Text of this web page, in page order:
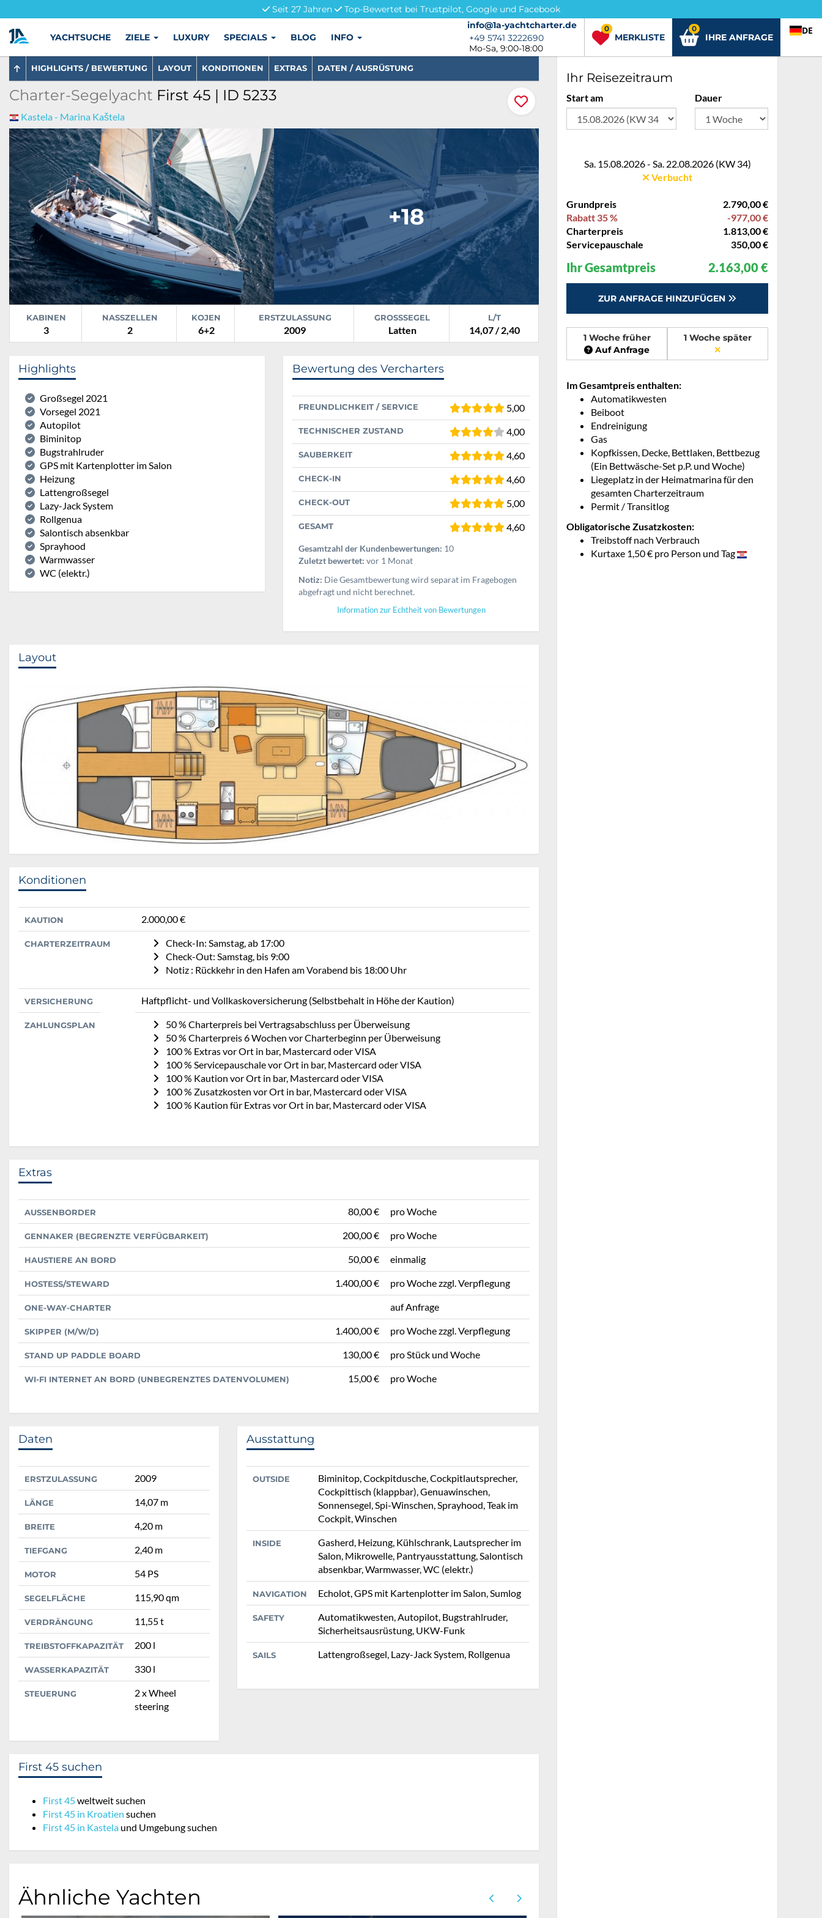
Seit 27 Jahren
Top-Bewertet bei Trustpilot, Google und Facebook
info@1a-yachtcharter.de
info@1a-yachtcharter.de
+49 5741 3222690
+49 5741 3222690
Mo-Sa, 9:00-18:00
MERKLISTE
0
IHRE ANFRAGE
0 DE
YACHTSUCHE ZIELE LUXURY SPECIALS BLOG INFO
HIGHLIGHTS / BEWERTUNG LAYOUT KONDITIONEN EXTRAS DATEN / AUSRÜSTUNG
Charter-Segelyacht First 45 | ID 5233
Kastela - Marina Kaštela
+18
KABINEN
3
NASSZELLEN
2
KOJEN
6+2
ERSTZULASSUNG
2009
GROSSSEGEL
Latten
L/T
14,07 / 2,40
Highlights
Großsegel 2021
Vorsegel 2021
Autopilot
Biminitop
Bugstrahlruder
GPS mit Kartenplotter im Salon
Heizung
Lattengroßsegel
Lazy-Jack System
Rollgenua
Salontisch absenkbar
Sprayhood
Warmwasser
WC (elektr.)
Bewertung des Vercharters
FREUNDLICHKEIT / SERVICE 5,00
TECHNISCHER ZUSTAND 4,00
SAUBERKEIT 4,60
CHECK-IN 4,60
CHECK-OUT 5,00
GESAMT 4,60
Gesamtzahl der Kundenbewertungen: 10
Zuletzt bewertet: vor 1 Monat
Notiz: Die Gesamtbewertung wird separat im Fragebogen
abgefragt und nicht berechnet.
Information zur Echtheit von Bewertungen
Layout
Konditionen
KAUTION 2.000,00 €
CHARTERZEITRAUM
Check-In: Samstag, ab 17:00
Check-Out: Samstag, bis 9:00
Notiz : Rückkehr in den Hafen am Vorabend bis 18:00 Uhr
VERSICHERUNG Haftpflicht- und Vollkaskoversicherung (Selbstbehalt in Höhe der Kaution)
ZAHLUNGSPLAN
50 % Charterpreis bei Vertragsabschluss per Überweisung
50 % Charterpreis 6 Wochen vor Charterbeginn per Überweisung
100 % Extras vor Ort in bar, Mastercard oder VISA
100 % Servicepauschale vor Ort in bar, Mastercard oder VISA
100 % Kaution vor Ort in bar, Mastercard oder VISA
100 % Zusatzkosten vor Ort in bar, Mastercard oder VISA
100 % Kaution für Extras vor Ort in bar, Mastercard oder VISA
Extras
AUSSENBORDER 80,00 € pro Woche
GENNAKER (BEGRENZTE VERFÜGBARKEIT) 200,00 € pro Woche
HAUSTIERE AN BORD 50,00 € einmalig
HOSTESS/STEWARD 1.400,00 € pro Woche zzgl. Verpflegung
ONE-WAY-CHARTER auf Anfrage
SKIPPER (M/W/D) 1.400,00 € pro Woche zzgl. Verpflegung
STAND UP PADDLE BOARD 130,00 € pro Stück und Woche
WI-FI INTERNET AN BORD (UNBEGRENZTES DATENVOLUMEN) 15,00 € pro Woche
Daten
ERSTZULASSUNG 2009
LÄNGE 14,07 m
BREITE 4,20 m
TIEFGANG 2,40 m
MOTOR 54 PS
SEGELFLÄCHE 115,90 qm
VERDRÄNGUNG 11,55 t
TREIBSTOFFKAPAZITÄT 200 l
WASSERKAPAZITÄT 330 l
STEUERUNG
2 x Wheel
steering
Ausstattung
OUTSIDE
Biminitop, Cockpitdusche, Cockpitlautsprecher,
Cockpittisch (klappbar), Genuawinschen,
Sonnensegel, Spi-Winschen, Sprayhood, Teak im
Cockpit, Winschen
INSIDE
Gasherd, Heizung, Kühlschrank, Lautsprecher im
Salon, Mikrowelle, Pantryausstattung, Salontisch
absenkbar, Warmwasser, WC (elektr.)
NAVIGATION Echolot, GPS mit Kartenplotter im Salon, Sumlog
SAFETY
Automatikwesten, Autopilot, Bugstrahlruder,
Sicherheitsausrüstung, UKW-Funk
SAILS Lattengroßsegel, Lazy-Jack System, Rollgenua
First 45 suchen
First 45weltweit suchen
First 45 in Kroatien suchen
First 45 in Kastela und Umgebung suchen
Ähnliche Yachten
Ihr Reisezeitraum
Start am Dauer
Sa. 15.08.2026 - Sa. 22.08.2026 (KW 34)
Verbucht
Grundpreis
2.790,00 €
Rabatt 35 %
-977,00 €
Charterpreis
1.813,00 €
Servicepauschale
350,00 €
Ihr Gesamtpreis 2.163,00 €
ZUR ANFRAGE HINZUFÜGEN
1 Woche früher
Auf Anfrage
1 Woche später
Im Gesamtpreis enthalten:
Automatikwesten
Beiboot
Endreinigung
Gas
Kopfkissen, Decke, Bettlaken, Bettbezug
(Ein Bettwäsche-Set p.P. und Woche)
Liegeplatz in der Heimatmarina für den
gesamten Charterzeitraum
Permit / Transitlog
Obligatorische Zusatzkosten:
Treibstoff nach Verbrauch
Kurtaxe 1,50 € pro Person und Tag